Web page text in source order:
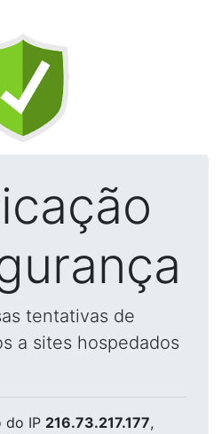
tentativas de
a sites hospedados
do IP 216.73.217.177,